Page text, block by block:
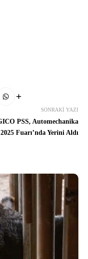
SONRAKI YAZI
PSS, Automechanika
Fuarı’nda Yerini Aldı